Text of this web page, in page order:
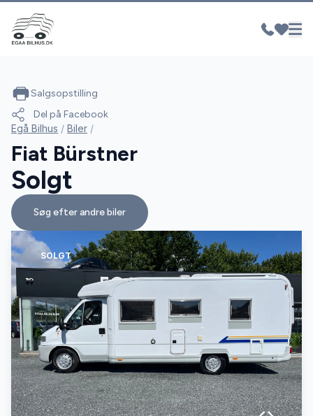
SOLGT
Salgsopstilling
Del på Facebook
Egå Bilhus / Biler /
Fiat Bürstner
Solgt
Søg efter andre biler